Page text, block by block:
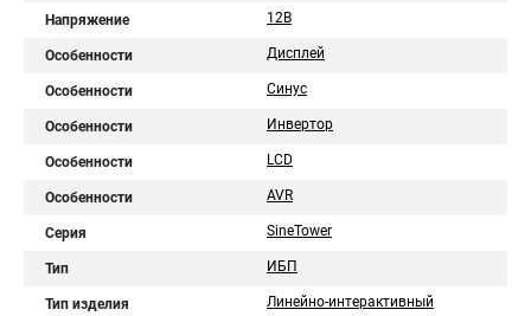
Напряжение 12В
Особенности Дисплей
Особенности Синус
Особенности Инвертор
Особенности LCD
Особенности AVR
Серия SineTower
Тип ИБП
Тип изделия Линейно-интерактивный